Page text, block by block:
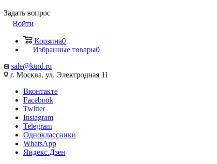
Задать вопрос
Войти
Корзина0
Избранные товары0
sale@ktnd.ru
г. Москва, ул. Электродная 11
Вконтакте
Facebook
Twitter
Instagram
Telegram
Одноклассники
WhatsApp
Яндекс.Дзен